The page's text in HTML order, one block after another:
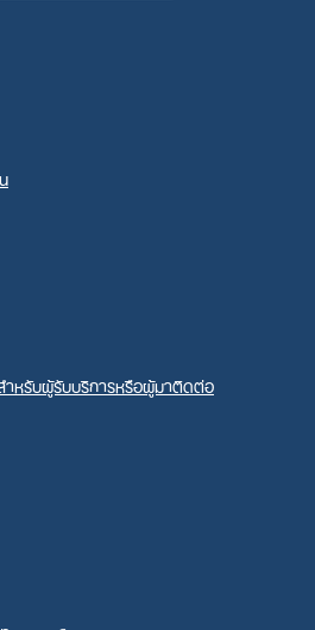
ำหรับผู้รับบริการหรือผู้มาติดต่อ